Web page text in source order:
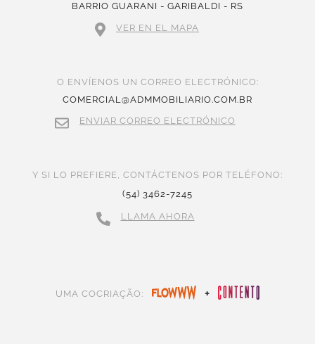
BARRIO GUARANI - GARIBALDI - RS
VER EN EL MAPA
O ENVÍENOS UN CORREO ELECTRÓNICO:
COMERCIAL@ADMMOBILIARIO.COM.BR
ENVIAR CORREO ELECTRÓNICO
Y SI LO PREFIERE, CONTÁCTENOS POR TELÉFONO:
(54) 3462-7245
LLAMA AHORA
UMA COCRIAÇÃO: +